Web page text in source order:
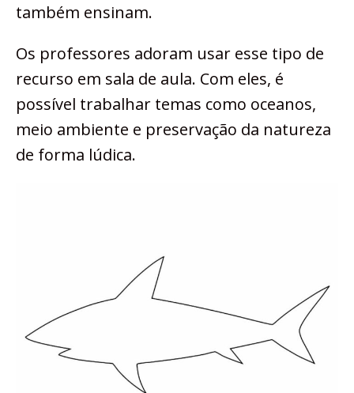
também ensinam.
Os professores adoram usar esse tipo de
recurso em sala de aula. Com eles, é
possível trabalhar temas como oceanos,
meio ambiente e preservação da natureza
de forma lúdica.